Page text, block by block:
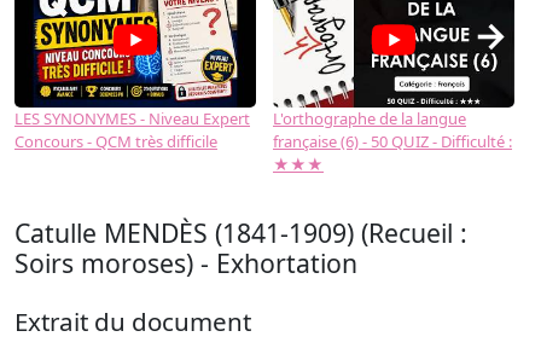
LES SYNONYMES - Niveau Expert
Concours - QCM très difficile
L'orthographe de la langue
française (6) - 50 QUIZ - Difficulté :
★★★
→
Catulle MENDÈS (1841-1909) (Recueil :
Soirs moroses) - Exhortation
Extrait du document